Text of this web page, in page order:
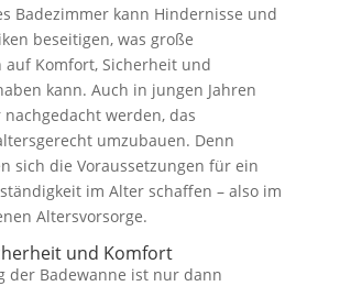
Badezimmer kann Hindernisse und
beseitigen, was große
auf Komfort, Sicherheit und
kann. Auch in jungen Jahren
werden, das
umzubauen. Denn
sich die Voraussetzungen für ein
im Alter schaffen – also im
Altersvorsorge.
und Komfort
der Badewanne ist nur dann